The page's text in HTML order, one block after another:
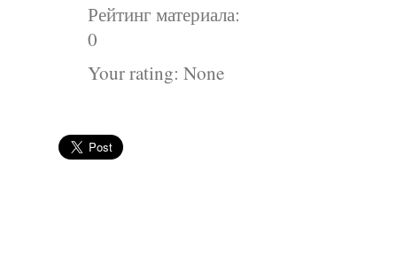
Рейтинг материала:
0
Your rating: None